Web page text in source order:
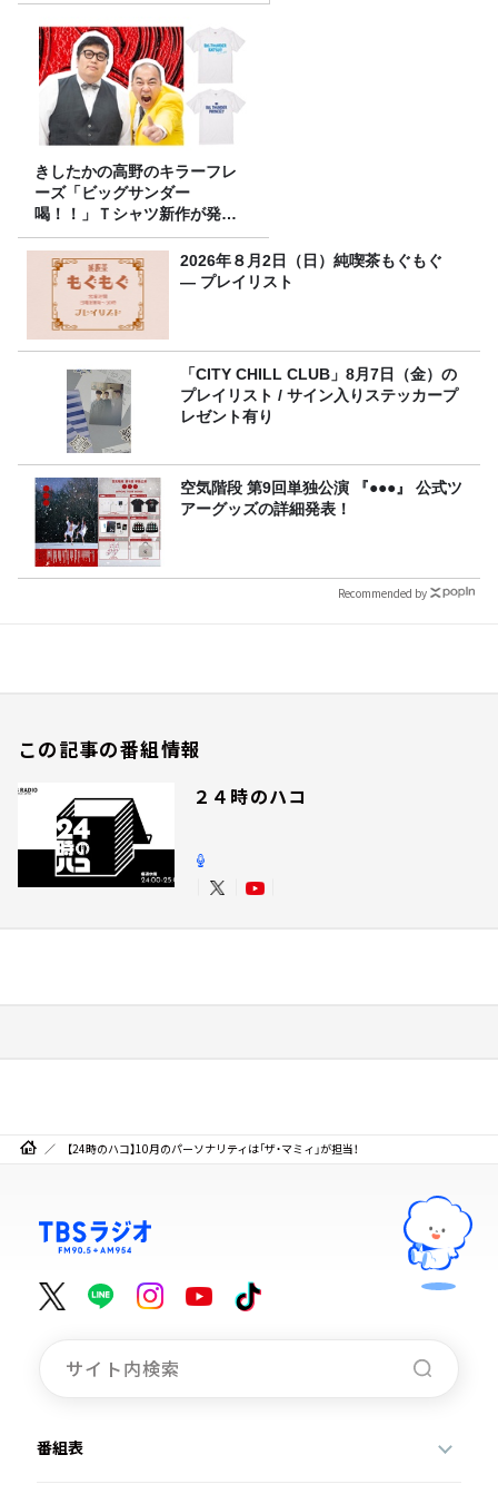
きしたかの高野のキラーフレ
ーズ「ビッグサンダー
喝！！」Ｔシャツ新作が発売
決定！
2026年８月2日（日）純喫茶もぐもぐ
― プレイリスト
「CITY CHILL CLUB」8月7日（金）の
プレイリスト / サイン入りステッカープ
レゼント有り
空気階段 第9回単独公演 『●●●』 公式ツ
アーグッズの詳細発表！
Recommended by
この記事の番組情報
２４時のハコ
【24時のハコ】10月のパーソナリティは「ザ・マミィ」が担当！
番組表